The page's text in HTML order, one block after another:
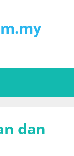
dan